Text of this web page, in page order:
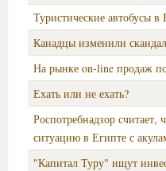
Туристические автобусы
Канадцы изменили
На рынке on-line продаж
Ехать или не ехать?
Роспотребнадзор
ситуацию в Египте с
"Капитал Туру" ищут